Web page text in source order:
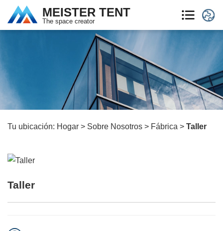
MEISTER TENT
The space creator
Tu ubicación: Hogar > Sobre Nosotros > Fábrica > Taller
Taller